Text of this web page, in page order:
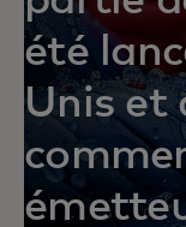
été
Unis et